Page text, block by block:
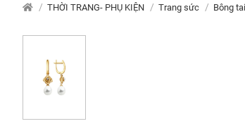
THỜI TRANG- PHỤ KIỆN Trang sức Bông tai